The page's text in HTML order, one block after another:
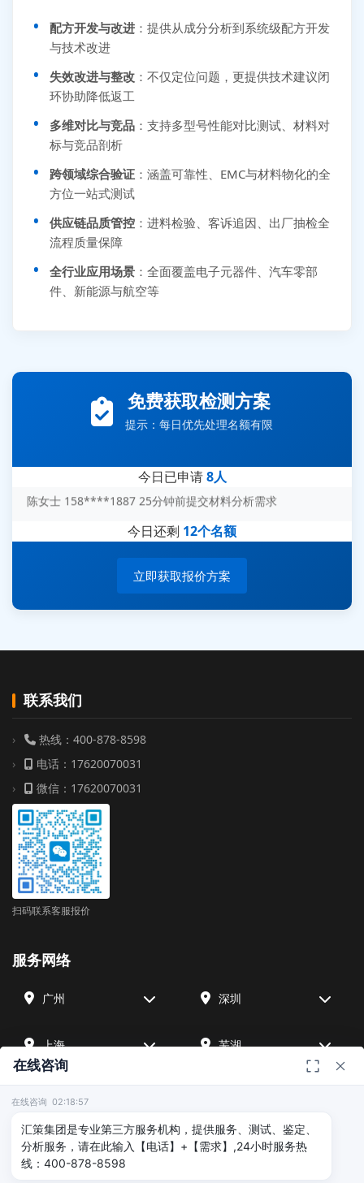
配方开发与改进 ：提供从成分分析到系统级配方开发
与技术改进
失效改进与整改 ：不仅定位问题，更提供技术建议闭
环协助降低返工
多维对比与竞品 ：支持多型号性能对比测试、材料对
标与竞品剖析
跨领域综合验证 ：涵盖可靠性、EMC与材料物化的全
方位一站式测试
供应链品质管控 ：进料检验、客诉追因、出厂抽检全
流程质量保障
全行业应用场景 ：全面覆盖电子元器件、汽车零部
件、新能源与航空等
免费获取检测方案
提示：每日优先处理名额有限
今日已申请8人
王经理 186****9012 7分钟前提交并网/涉网试验需求
赵总 135****7688 12分钟前提交芯片失效分析需求
陈女士 158****1887 25分钟前提交材料分析需求
杨经理 187****6696 30分钟前提交无人机测试需求
周总 136****0539 35分钟前提交机器人测试需求
今日还剩 12个名额
立即获取报价方案
联系我们
热线：400-878-8598
电话：17620070031
微信：17620070031
扫码联系客服报价
服务网络
广州 深圳
上海 芜湖
北京 武汉
在线咨询
在线咨询 02:18:57
汇策集团是专业第三方服务机构，提供服务、测试、鉴定、
分析服务，请在此输入【电话】+【需求】,24小时服务热
线：400-878-8598